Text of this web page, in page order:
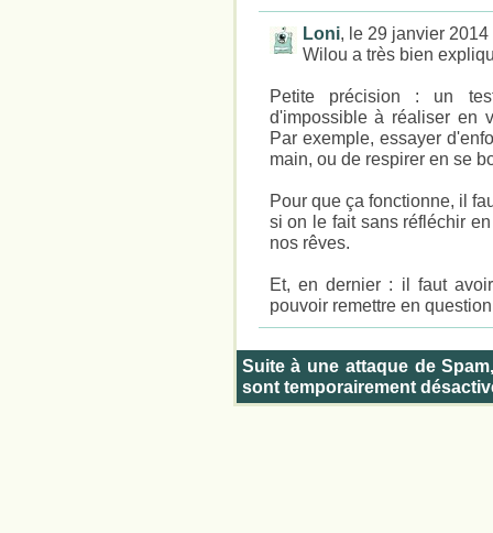
Loni, le 29 janvier 2014
Wilou a très bien
Petite précision : un
d'impossible à réaliser en
Par exemple, essayer
main, ou de respirer en se
Pour que ça fonctionne, il
si on le fait sans réfléchir
nos rêves.
Et, en dernier : il faut
pouvoir remettre en
Suite à une attaque de
sont temporairement